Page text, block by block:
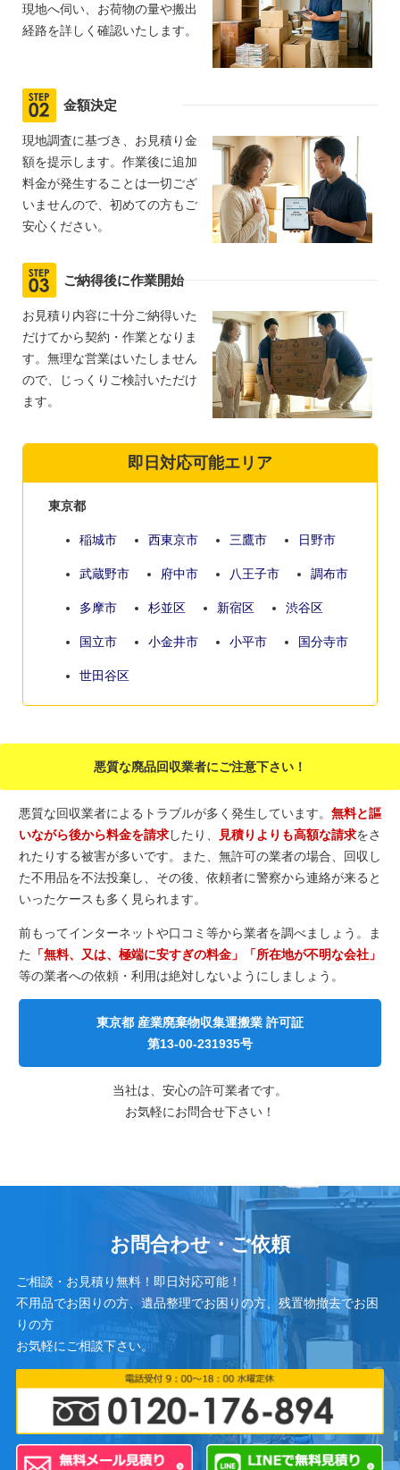
現地へ伺い、お荷物の量や搬出
経路を詳しく確認いたします。
金額決定
現地調査に基づき、お見積り金
額を提示します。作業後に追加
料金が発生することは一切ござ
いませんので、初めての方もご
安心ください。
ご納得後に作業開始
お見積り内容に十分ご納得いた
だけてから契約・作業となりま
す。無理な営業はいたしません
ので、じっくりご検討いただけ
ます。
即日対応可能エリア
東京都
稲城市 西東京市 三鷹市 日野市
武蔵野市 府中市 八王子市 調布市
多摩市 杉並区 新宿区 渋谷区
国立市 小金井市 小平市 国分寺市
世田谷区
悪質な廃品回収業者にご注意下さい！
悪質な回収業者によるトラブルが多く発生しています。 無料と謳
いながら後から料金を請求したり、 見積りよりも高額な請求をさ
れたりする被害が多いです。また、無許可の業者の場合、回収し
た不用品を不法投棄し、その後、依頼者に警察から連絡が来ると
いったケースも多く見られます。
前もってインターネットや口コミ等から業者を調べましょう。ま
た
「無料、又は、極端に安すぎの料金」「所在地が不明な会社」
等の業者への依頼・利用は絶対しないようにしましょう。
東京都 産業廃棄物収集運搬業 許可証
第13-00-231935号
当社は、安心の許可業者です。
お気軽にお問合せ下さい！
お問合わせ・ご依頼
ご相談・お見積り無料！即日対応可能！
不用品でお困りの方、遺品整理でお困りの方、残置物撤去でお困
りの方
お気軽にご相談下さい。